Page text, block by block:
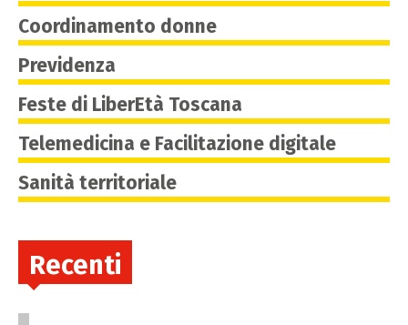
Coordinamento donne
Previdenza
Feste di LiberEtà Toscana
Telemedicina e Facilitazione digitale
Sanità territoriale
Recenti